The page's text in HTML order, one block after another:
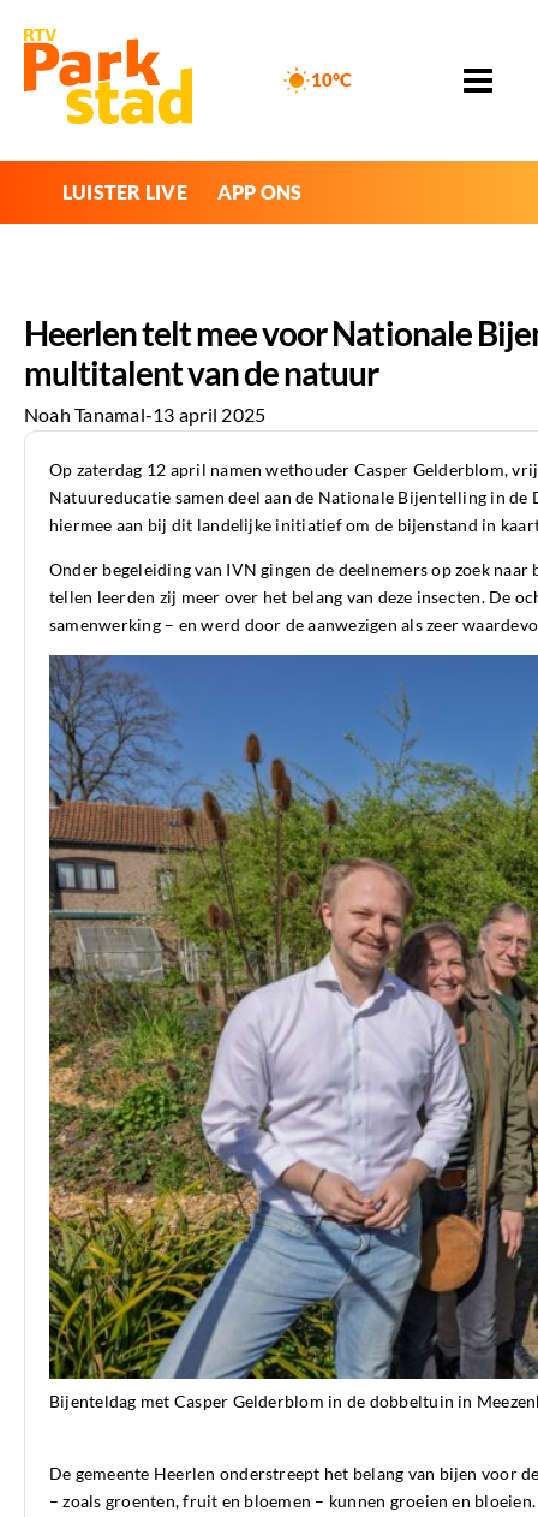
10°C
LUISTER LIVE APP ONS
Heerlen telt mee voor Nationale
multitalent van de natuur
Noah Tanamal-13 april 2025
Op zaterdag 12 april namen wethouder Casper Gelderblom,
Natuureducatie samen deel aan de Nationale Bijentelling in
hiermee aan bij dit landelijke initiatief om de bijenstand in
Onder begeleiding van IVN gingen de deelnemers op zoek
tellen leerden zij meer over het belang van deze insecten. De
samenwerking – en werd door de aanwezigen als zeer
Bijenteldag met Casper Gelderblom in de dobbeltuin in
De gemeente Heerlen onderstreept het belang van bijen voor
– zoals groenten, fruit en bloemen – kunnen groeien en